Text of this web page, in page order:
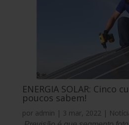
ENERGIA SOLAR: Cinco
poucos sabem!
por admin | 3 mar, 2022|